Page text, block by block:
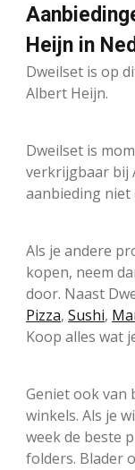
Heijn in
Dweilset is op
Albert Heijn.
Dweilset is
verkrijgbaar bij
aanbieding niet
Als je andere
kopen, neem
door. Naast
Pizza, Sushi,
Koop alles wat
Geniet ook van
winkels. Als je
week de beste
folders. Blader